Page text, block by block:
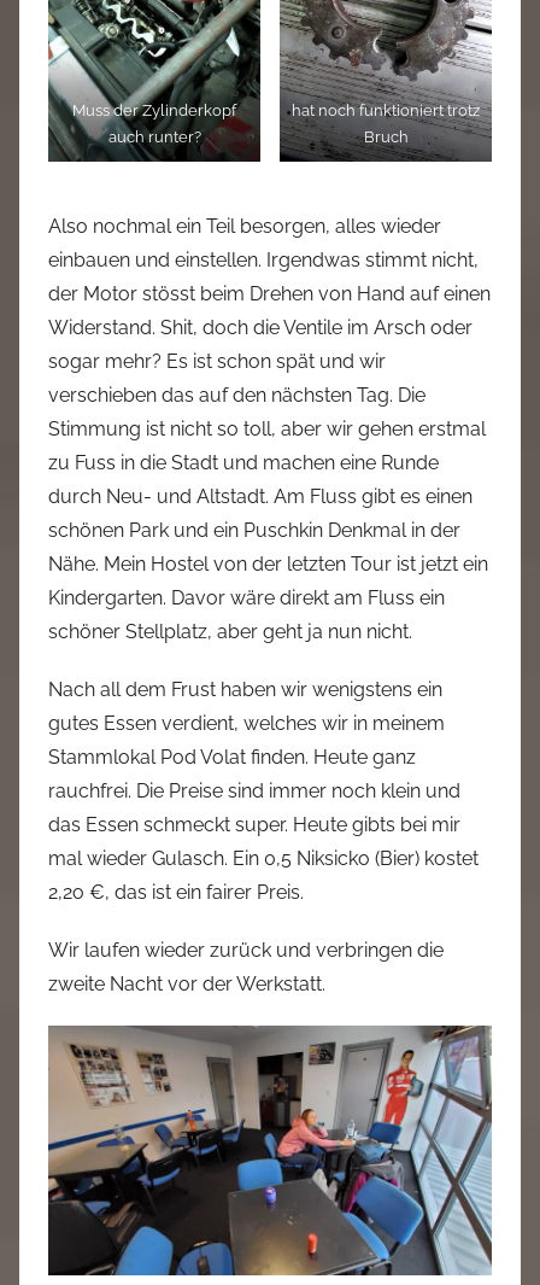
Muss der Zylinderkopf
auch runter?
hat noch funktioniert trotz
Bruch
Also nochmal ein Teil besorgen, alles wieder
einbauen und einstellen. Irgendwas stimmt nicht,
der Motor stösst beim Drehen von Hand auf einen
Widerstand. Shit, doch die Ventile im Arsch oder
sogar mehr? Es ist schon spät und wir
verschieben das auf den nächsten Tag. Die
Stimmung ist nicht so toll, aber wir gehen erstmal
zu Fuss in die Stadt und machen eine Runde
durch Neu- und Altstadt. Am Fluss gibt es einen
schönen Park und ein Puschkin Denkmal in der
Nähe. Mein Hostel von der letzten Tour ist jetzt ein
Kindergarten. Davor wäre direkt am Fluss ein
schöner Stellplatz, aber geht ja nun nicht.
Nach all dem Frust haben wir wenigstens ein
gutes Essen verdient, welches wir in meinem
Stammlokal Pod Volat finden. Heute ganz
rauchfrei. Die Preise sind immer noch klein und
das Essen schmeckt super. Heute gibts bei mir
mal wieder Gulasch. Ein 0,5 Niksicko (Bier) kostet
2,2o €, das ist ein fairer Preis.
Wir laufen wieder zurück und verbringen die
zweite Nacht vor der Werkstatt.